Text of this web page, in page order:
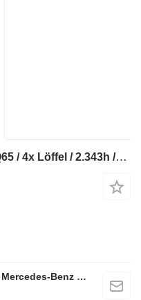
Hydrema MX14G / OilQuick OQ65 / 4x Löffel / 2.343h /2022
Stefan Ebert GmbH - Autorisierter Mercedes-Benz Servicepartner